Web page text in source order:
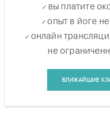
вы платите
опыт в йоге
онлайн
не
БЛИЖАЙШИЕ